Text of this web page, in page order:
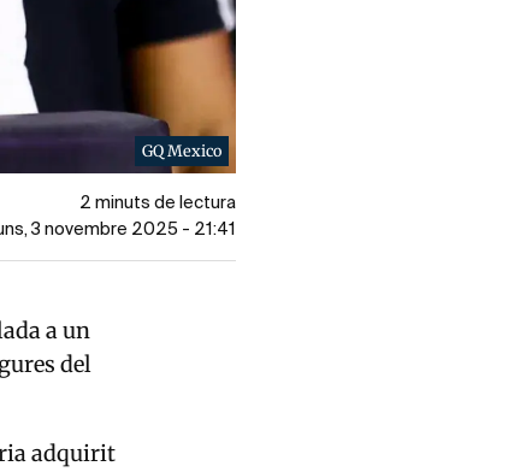
GQ Mexico
2 minuts de lectura
3 novembre 2025 - 21:41
a un
del
adquirit